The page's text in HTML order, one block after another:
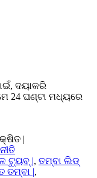
ଦୟାକରି
24 ଘଣ୍ଟା ମଧ୍ୟରେ
|
ଟ୍ୟୁବ୍ |, ତମ୍ବା ଲିଡ୍
ତମ୍ବା |,